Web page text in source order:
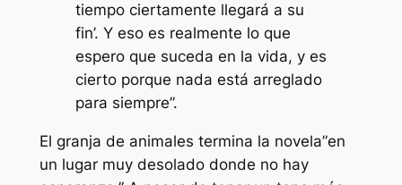
tiempo ciertamente llegará a su
fin’. Y eso es realmente lo que
espero que suceda en la vida, y es
cierto porque nada está arreglado
para siempre”.
El granja de animales termina la novela”en
un lugar muy desolado donde no hay